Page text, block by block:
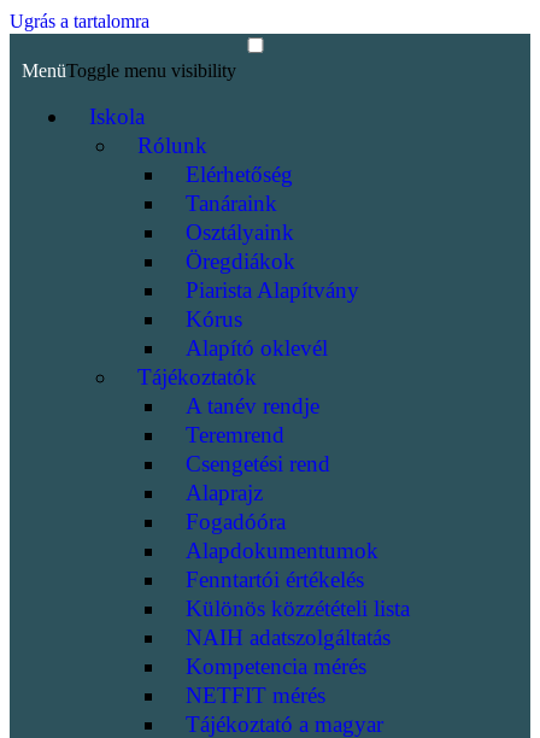
Ugrás a tartalomra
MenüToggle menu visibility
Iskola
Rólunk
Elérhetőség
Tanáraink
Osztályaink
Öregdiákok
Piarista Alapítvány
Kórus
Alapító oklevél
Tájékoztatók
A tanév rendje
Teremrend
Csengetési rend
Alaprajz
Fogadóóra
Alapdokumentumok
Fenntartói értékelés
Különös közzétételi lista
NAIH adatszolgáltatás
Kompetencia mérés
NETFIT mérés
Tájékoztató a magyar